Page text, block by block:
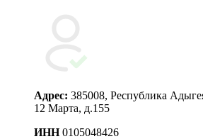
Адрес: 385008, Республика
12 Марта, д.155
ИНН0105048426